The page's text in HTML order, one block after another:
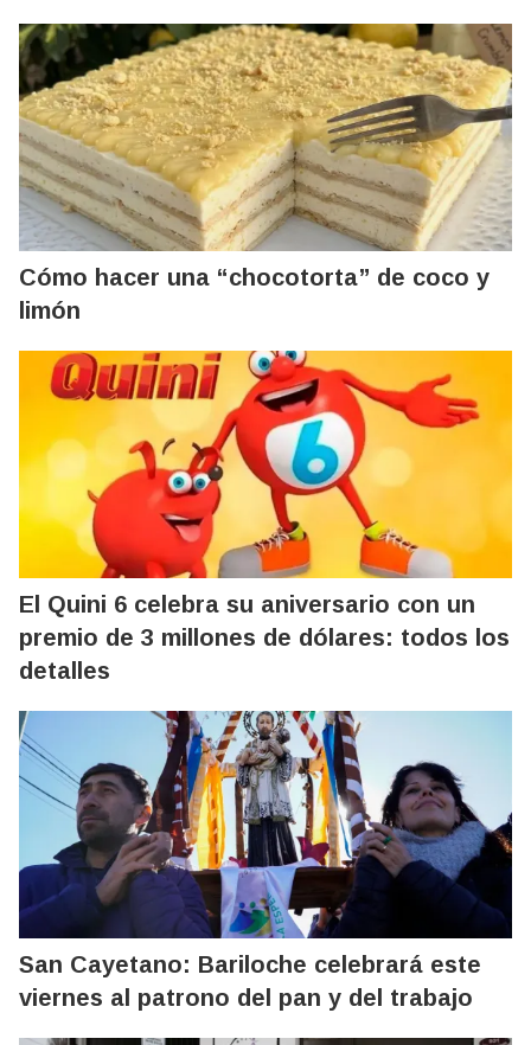
Cómo hacer una “chocotorta” de coco y
limón
El Quini 6 celebra su aniversario con un
premio de 3 millones de dólares: todos los
detalles
San Cayetano: Bariloche celebrará este
viernes al patrono del pan y del trabajo